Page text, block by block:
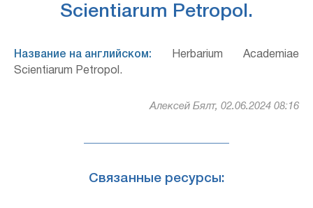
Scientiarum Petropol.
Название на английском: Herbarium Academiae
Scientiarum Petropol.
Алексей Бялт, 02.06.2024 08:16
Связанные ресурсы: